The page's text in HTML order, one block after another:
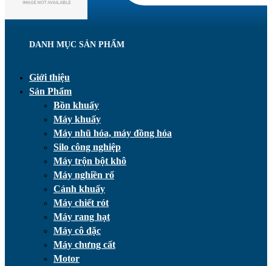
DANH MỤC SẢN PHẨM
Giới thiệu
Sản Phẩm
Bồn khuấy
Máy khuấy
Máy nhũ hóa, máy đồng hóa
Silo công nghiệp
Máy trộn bột khô
Máy nghiền rổ
Cánh khuấy
Máy chiết rót
Máy rang hạt
Máy cô đặc
Máy chưng cất
Motor